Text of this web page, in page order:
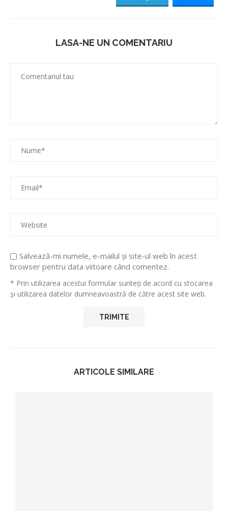
LASA-NE UN COMENTARIU
Salvează-mi numele, e-mailul și site-ul web în acest
browser pentru data viitoare când comentez.
* Prin utilizarea acestui formular sunteți de acord cu stocarea
și utilizarea datelor dumneavoastră de către acest site web.
ARTICOLE SIMILARE